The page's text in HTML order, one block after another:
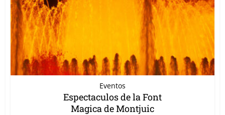
Eventos
Espectaculos de la Font
Magica de Montjuic